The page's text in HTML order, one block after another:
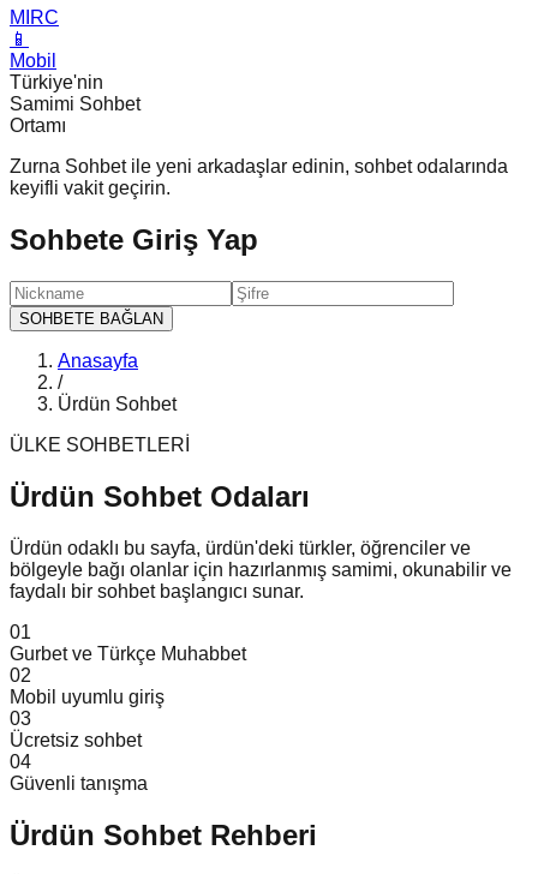
MIRC
📱
Mobil
Türkiye'nin
Samimi Sohbet
Ortamı
Zurna Sohbet ile yeni arkadaşlar edinin, sohbet odalarında
keyifli vakit geçirin.
Sohbete Giriş Yap
SOHBETE BAĞLAN
Anasayfa
/
Ürdün Sohbet
ÜLKE SOHBETLERİ
Ürdün Sohbet Odaları
Ürdün odaklı bu sayfa, ürdün'deki türkler, öğrenciler ve
bölgeyle bağı olanlar için hazırlanmış samimi, okunabilir ve
faydalı bir sohbet başlangıcı sunar.
01
Gurbet ve Türkçe Muhabbet
02
Mobil uyumlu giriş
03
Ücretsiz sohbet
04
Güvenli tanışma
Ürdün Sohbet Rehberi